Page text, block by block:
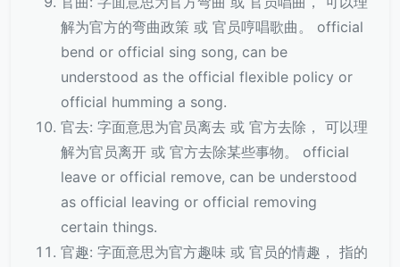
解为官方的弯曲政策 或 官员哼唱歌曲。 official
bend or official sing song, can be
understood as the official flexible policy or
official humming a song.
官去: 字面意思为官员离去 或 官方去除， 可以理
解为官员离开 或 官方去除某些事物。 official
leave or official remove, can be understood
as official leaving or official removing
certain things.
官趣: 字面意思为官方趣味 或 官员的情趣， 指的